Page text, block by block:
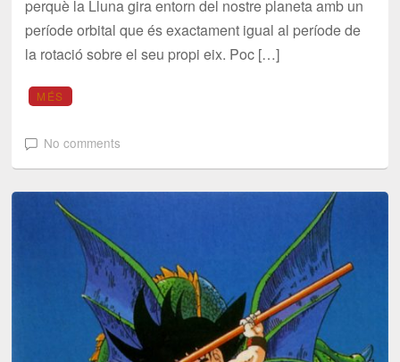
perquè la Lluna gira entorn del nostre planeta amb un
període orbital que és exactament igual al període de
la rotació sobre el seu propi eix. Poc […]
MÉS
No comments